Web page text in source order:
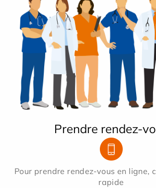
Prendre rendez-
Pour prendre rendez-vous en ligne,
rapide